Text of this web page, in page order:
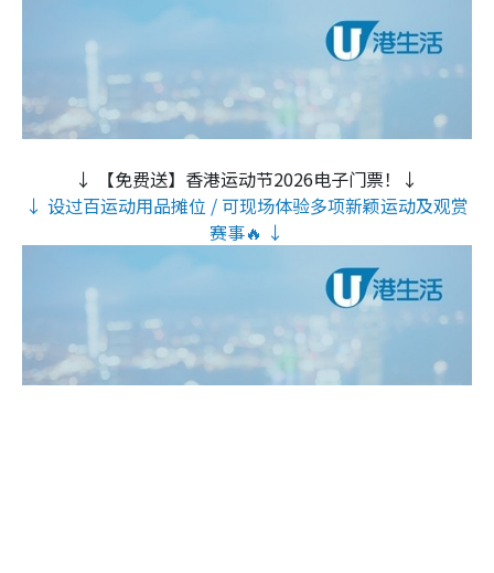
↓ 【免费送】香港运动节2026电子门票！↓
↓ 设过百运动用品摊位 / 可现场体验多项新颖运动及观赏
赛事🔥 ↓